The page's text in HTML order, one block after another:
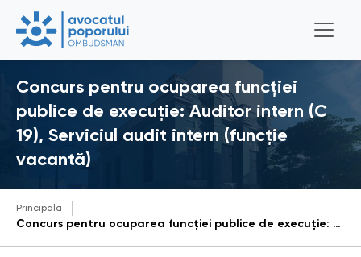
Concurs pentru ocuparea funcției
publice de execuție: Auditor intern (C
19), Serviciul audit intern (funcție
vacantă)
Principala
Concurs pentru ocuparea funcției publice de execuție: Auditor intern (C 19), Serviciul audit intern (funcție vacantă)